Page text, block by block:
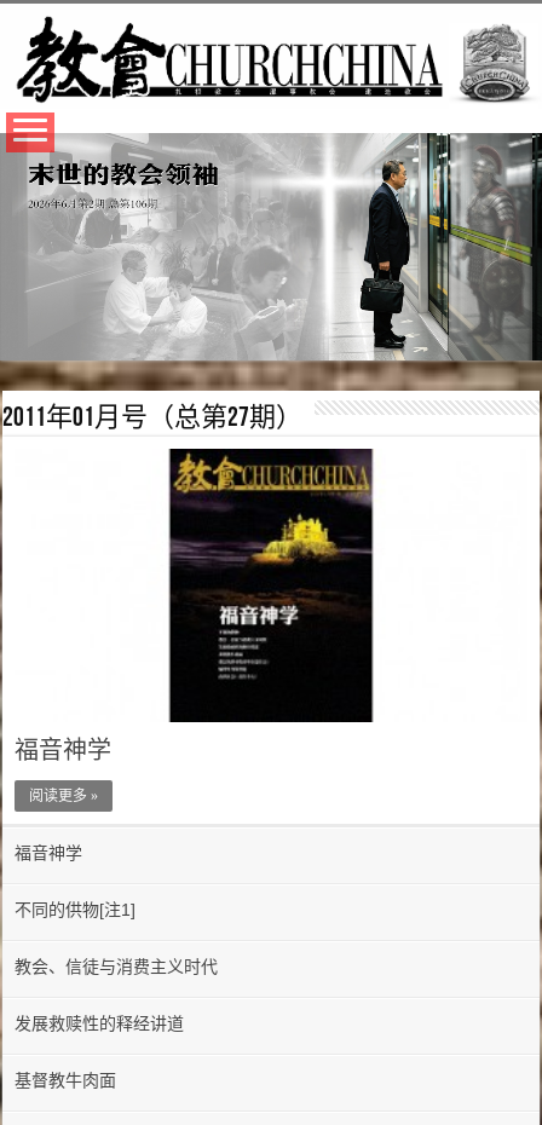
2011年01月号（总第27期）
福音神学
阅读更多 »
福音神学
不同的供物[注1]
教会、信徒与消费主义时代
发展救赎性的释经讲道
基督教牛肉面